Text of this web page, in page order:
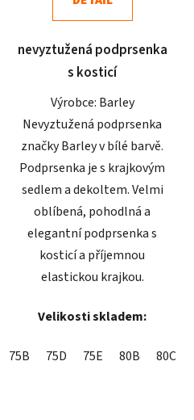
z
hvězdiček.
nevyztužená podprsenka
s kosticí
Výrobce: Barley
Nevyztužená podprsenka
značky Barley v bílé barvě.
Podprsenka je s krajkovým
sedlem a dekoltem. Velmi
oblíbená, pohodlná a
elegantní podprsenka s
kosticí a příjemnou
elastickou krajkou.
Velikosti skladem:
75B 75D 75E 80B 80C